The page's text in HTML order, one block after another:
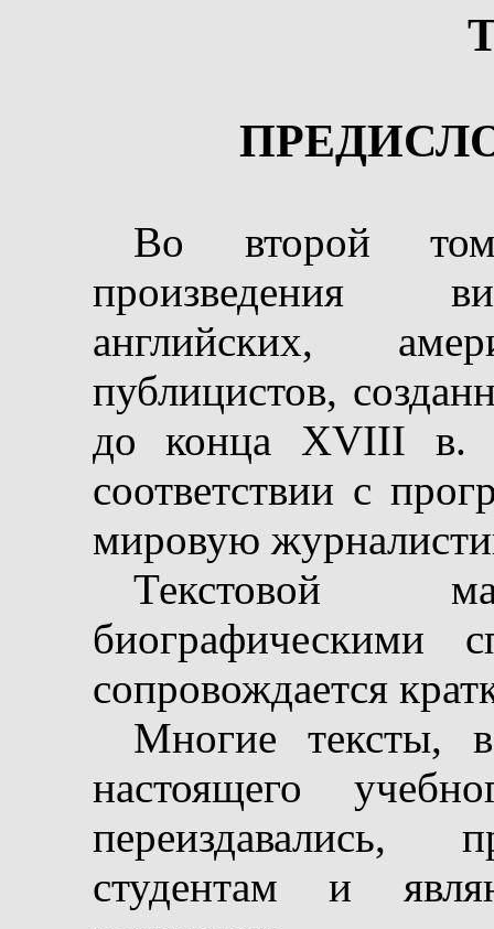
Во второй том
произведения
английских,
публицистов,
до конца XVIII в.
соответствии с
мировую
Текстовой
биографическими
сопровождается
Многие тексты,
настоящего
переиздавались,
студентам и